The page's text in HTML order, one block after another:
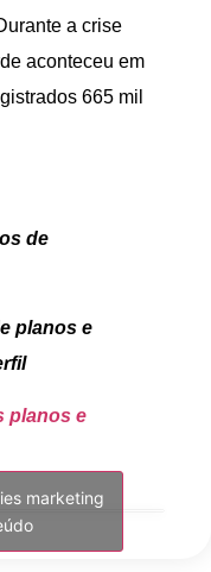
a crise
aconteceu em
665 mil
de
planos e
planos e
marketing